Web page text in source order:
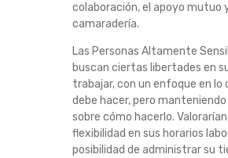
colaboración, el apoyo mutuo
camaradería.
Las Personas Altamente
buscan ciertas libertades en
trabajar, con un enfoque en lo
debe hacer, pero
sobre cómo hacerlo.
flexibilidad en sus horarios
posibilidad de administrar su